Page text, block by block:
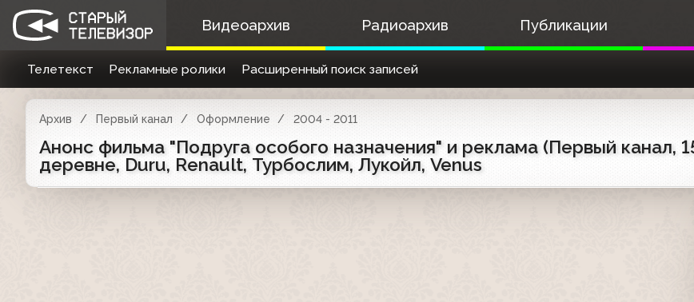
Видеоархив Радиоархив Публикации
Телетекст Рекламные ролики Расширенный поиск записей
Архив Первый канал Оформление 2004 - 2011
Анонс фильма "Подруга особого назначения" и реклама (Первый канал,
деревне, Duru, Renault, Турбослим, Лукойл, Venus